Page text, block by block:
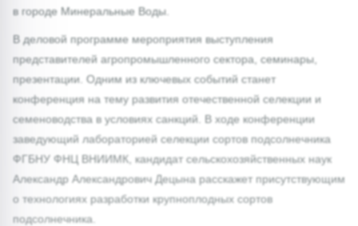
в городе Минеральные Воды.
В деловой программе мероприятия выступления
представителей агропромышленного сектора, семинары,
презентации. Одним из ключевых событий станет
конференция на тему развития отечественной селекции и
семеноводства в условиях санкций. В ходе конференции
заведующий лабораторией селекции сортов подсолнечника
ФГБНУ ФНЦ ВНИИМК, кандидат сельскохозяйственных наук
Александр Александрович Децына расскажет присутствующим
о технологиях разработки крупноплодных сортов
подсолнечника.